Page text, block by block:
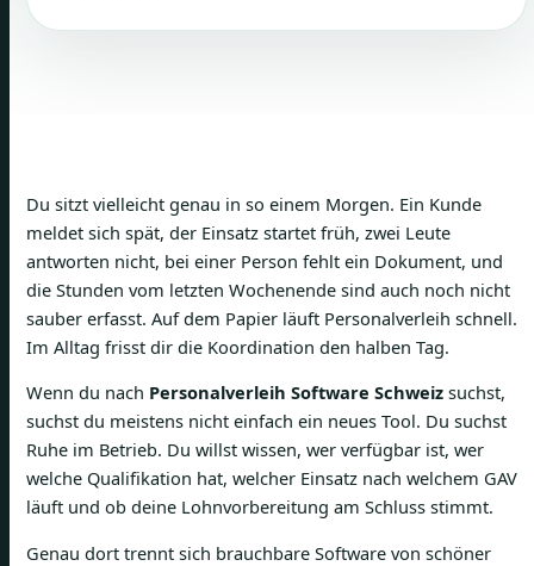
Du sitzt vielleicht genau in so einem Morgen. Ein Kunde
meldet sich spät, der Einsatz startet früh, zwei Leute
antworten nicht, bei einer Person fehlt ein Dokument, und
die Stunden vom letzten Wochenende sind auch noch nicht
sauber erfasst. Auf dem Papier läuft Personalverleih schnell.
Im Alltag frisst dir die Koordination den halben Tag.
Wenn du nach Personalverleih Software Schweiz suchst,
suchst du meistens nicht einfach ein neues Tool. Du suchst
Ruhe im Betrieb. Du willst wissen, wer verfügbar ist, wer
welche Qualifikation hat, welcher Einsatz nach welchem GAV
läuft und ob deine Lohnvorbereitung am Schluss stimmt.
Genau dort trennt sich brauchbare Software von schöner